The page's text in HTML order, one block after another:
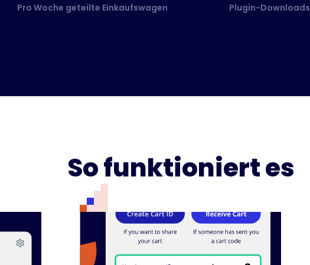
Pro Woche geteilte Einkaufswagen Plugin-Downloads
So funktioniert es